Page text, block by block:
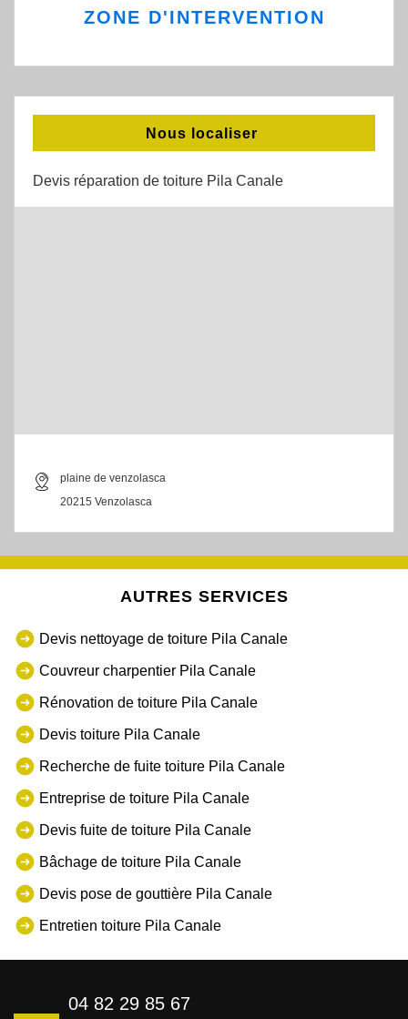
ZONE D'INTERVENTION
Nous localiser
Devis réparation de toiture Pila Canale
plaine de venzolasca
20215 Venzolasca
AUTRES SERVICES
Devis nettoyage de toiture Pila Canale
Couvreur charpentier Pila Canale
Rénovation de toiture Pila Canale
Devis toiture Pila Canale
Recherche de fuite toiture Pila Canale
Entreprise de toiture Pila Canale
Devis fuite de toiture Pila Canale
Bâchage de toiture Pila Canale
Devis pose de gouttière Pila Canale
Entretien toiture Pila Canale
04 82 29 85 67